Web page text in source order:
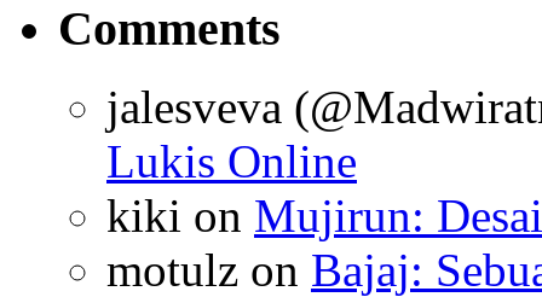
Comments
jalesveva
Lukis Online
kiki on Mujirun:
motulz on Bajaj: